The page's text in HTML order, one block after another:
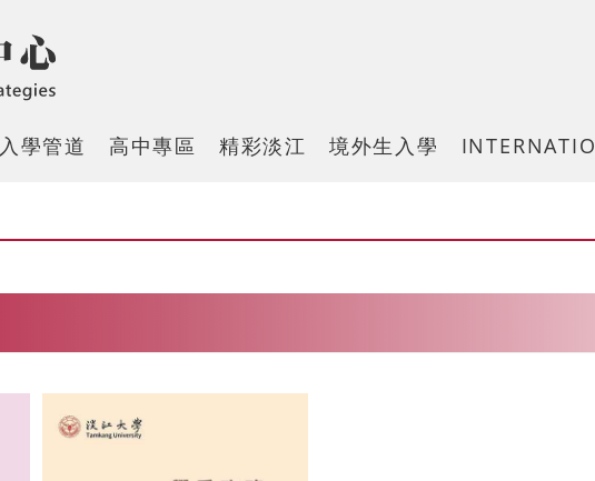
入學管道 高中專區 精彩淡江 境外生入學